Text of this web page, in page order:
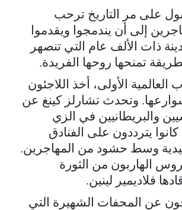
على مر التاريخ ترحب
إلى أن يندمجوا ويقدموا
ذات الألف عام التي تنصهر
تمنحها روحها الفريدة.
العالمية الأولى، أخذ اللاجئون
وتحدث تشارلز كينغ عن
والبريطانيين في الزي
يترددون على الفنادق
وسط حشود من المهاجرين.
الهاربون من الثورة
فلاديمير لينين.
عن المحفات الشهيرة التي